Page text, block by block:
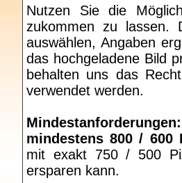
Nutzen Sie die
zukommen zu lassen.
auswählen, Angaben
das hochgeladene Bild
behalten uns das
verwendet werden.
Mindestanforderungen:
mindestens 800 / 600
mit exakt 750 / 500
ersparen kann.